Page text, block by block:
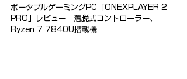
ポータブルゲーミングPC「ONEXPLAYER 2
PRO」レビュー｜着脱式コントローラー、
Ryzen 7 7840U搭載機